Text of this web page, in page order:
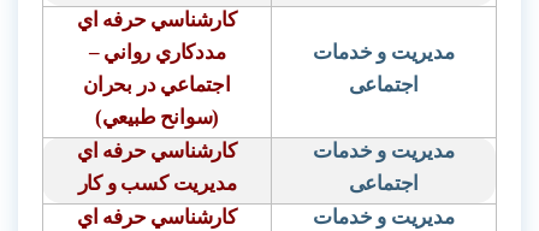
مدیریت و خدمات
اجتماعی
كارشناسي حرفه اي
مددكاري رواني –
اجتماعي در بحران
(سوانح طبيعي)
مدیریت و خدمات
اجتماعی
كارشناسي حرفه اي
مديريت كسب و كار
مدیریت و خدمات
كارشناسي حرفه اي